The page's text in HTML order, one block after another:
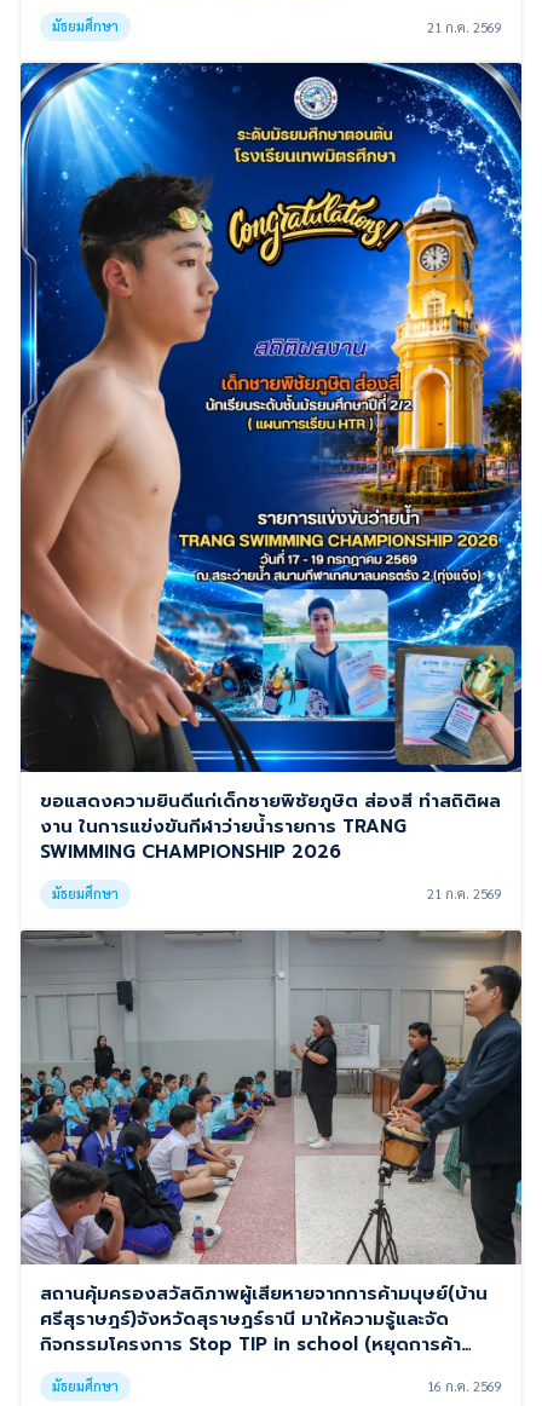
มัธยมศึกษา 21 ก.ค. 2569
ขอแสดงความยินดีแก่เด็กชายพิชัยภูษิต ส่องสี ทำสถิติผล
งาน ในการแข่งขันกีฬาว่ายน้ำรายการ TRANG
SWIMMING CHAMPIONSHIP 2026
มัธยมศึกษา 21 ก.ค. 2569
สถานคุ้มครองสวัสดิภาพผู้เสียหายจากการค้ามนุษย์(บ้าน
ศรีสุราษฎร์)จังหวัดสุราษฎร์ธานี มาให้ความรู้และจัด
กิจกรรมโครงการ Stop TIP in school (หยุดการค้า
มนุษย์เริ่มที่โรงเรียน )
มัธยมศึกษา 16 ก.ค. 2569